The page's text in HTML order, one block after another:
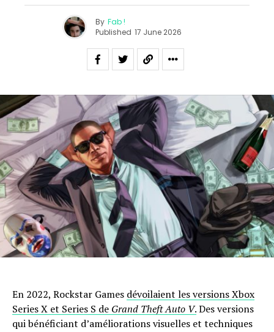
By Fab !
Published 17 June 2026
En 2022, Rockstar Games dévoilaient les versions Xbox
Series X et Series S de Grand Theft Auto V.Des versions
qui bénéficiant d’améliorations visuelles et techniques